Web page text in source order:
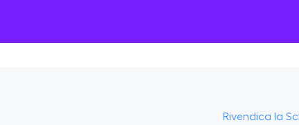
Rivendica la